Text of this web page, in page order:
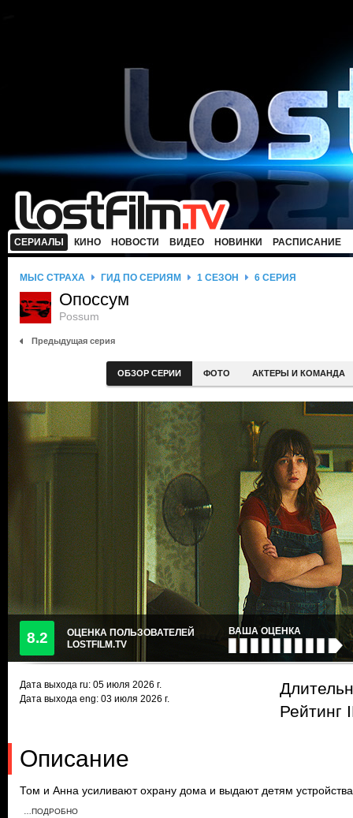
СЕРИАЛЫ КИНО НОВОСТИ ВИДЕО НОВИНКИ РАСПИСАНИЕ
МЫС СТРАХА ГИД ПО СЕРИЯМ 1 СЕЗОН 6 СЕРИЯ
Опоссум
Possum
Предыдущая серия
ОБЗОР СЕРИИ ФОТО АКТЕРЫ И КОМАНДА
8.2
ОЦЕНКА ПОЛЬЗОВАТЕЛЕЙ
LOSTFILM.TV
ВАША ОЦЕНКА
Дата выхода ru: 05 июля 2026 г.
Дата выхода eng: 03 июля 2026 г.
Рейтинг
Описание
Том и Анна усиливают охрану дома и выдают детям
Натали подслушивает разговор родителей и выпивает, а по
…ПОДРОБНО